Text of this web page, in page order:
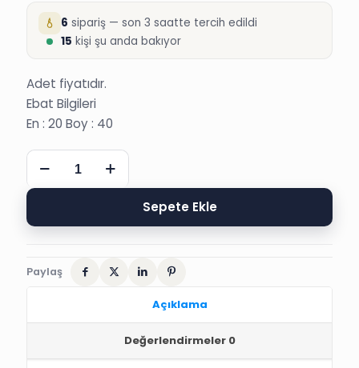
6 sipariş — son 3 saatte tercih edildi
15 kişi şu anda bakıyor
Adet fiyatıdır.
Ebat Bilgileri
En : 20 Boy : 40
S
GÜMÜŞ
FOLYO
BALON,
CM
Sepete Ekle
Paylaş
Açıklama
Değerlendirmeler 0